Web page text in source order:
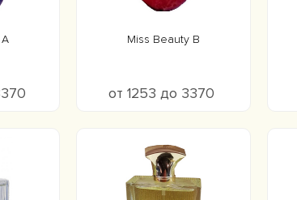
Miss Beauty B
от 1253 до 3370